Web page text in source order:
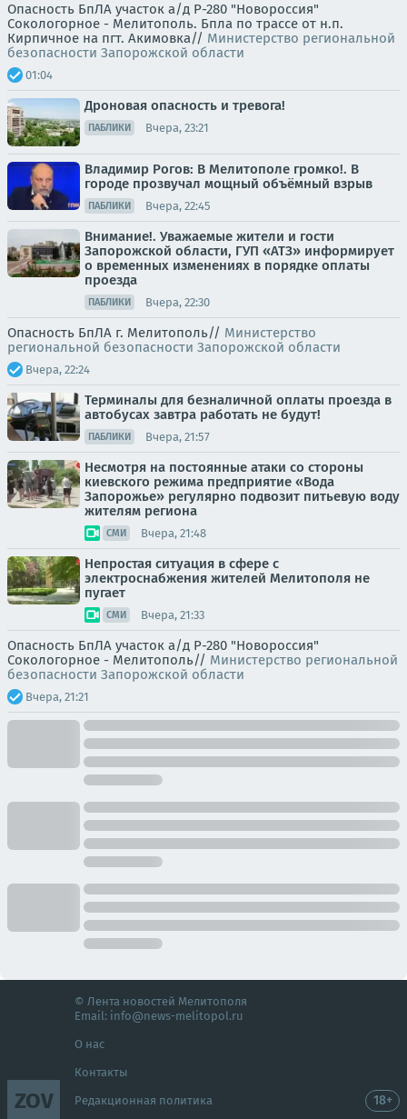
Опасность БпЛА участок а/д Р-280 "Новороссия"
Сокологорное - Мелитополь. Бпла по трассе от н.п.
Кирпичное на пгт. Акимовка// Министерство региональной
безопасности Запорожской области
01:04
Дроновая опасность и тревога!
ПАБЛИКИ Вчера, 23:21
Владимир Рогов: В Мелитополе громко!. В
городе прозвучал мощный объёмный взрыв
ПАБЛИКИ Вчера, 22:45
Внимание!. Уважаемые жители и гости
Запорожской области, ГУП «АТЗ» информирует
о временных изменениях в порядке оплаты
проезда
ПАБЛИКИ Вчера, 22:30
Опасность БпЛА г. Мелитополь// Министерство
региональной безопасности Запорожской области
Вчера, 22:24
Терминалы для безналичной оплаты проезда в
автобусах завтра работать не будут!
ПАБЛИКИ Вчера, 21:57
Несмотря на постоянные атаки со стороны
киевского режима предприятие «Вода
Запорожье» регулярно подвозит питьевую воду
жителям региона
СМИ Вчера, 21:48
Непростая ситуация в сфере с
электроснабжения жителей Мелитополя не
пугает
СМИ Вчера, 21:33
Опасность БпЛА участок а/д Р-280 "Новороссия"
Сокологорное - Мелитополь// Министерство региональной
безопасности Запорожской области
Вчера, 21:21
ZOV
© Лента новостей Мелитополя
Email: info@news-melitopol.ru
О нас
Контакты
Редакционная политика 18+